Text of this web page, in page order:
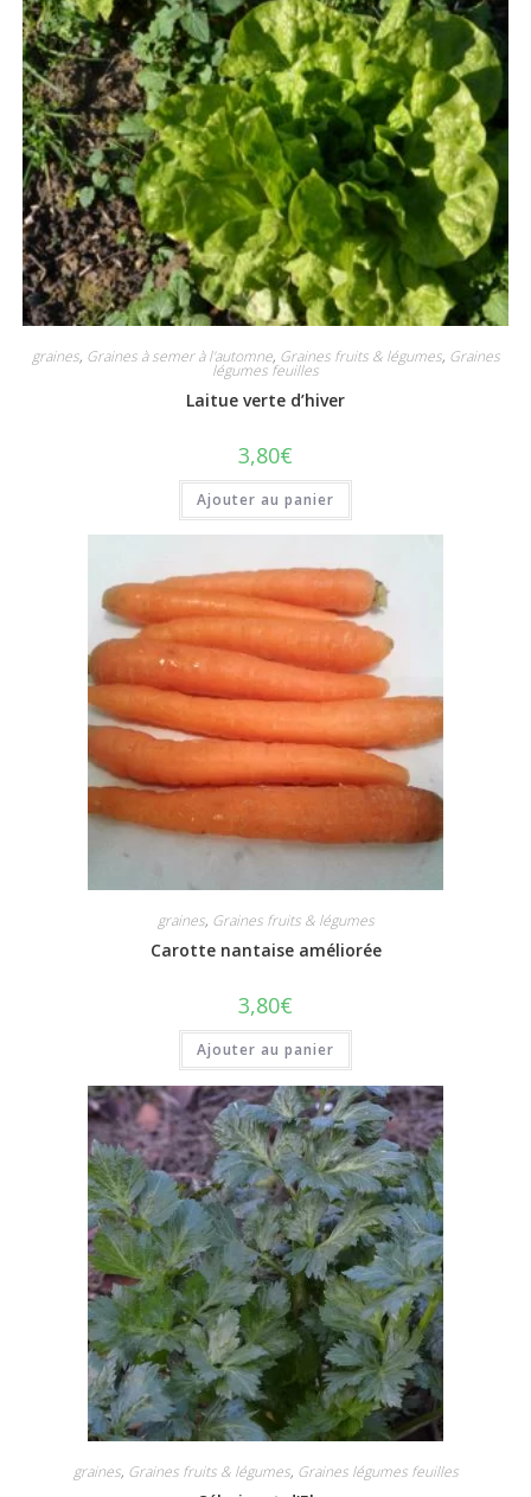
graines, Graines à semer à l'automne, Graines fruits & légumes, Graines
légumes feuilles
Laitue verte d’hiver
3,80€
Ajouter au panier
graines, Graines fruits & légumes
Carotte nantaise améliorée
3,80€
Ajouter au panier
graines, Graines fruits & légumes, Graines légumes feuilles